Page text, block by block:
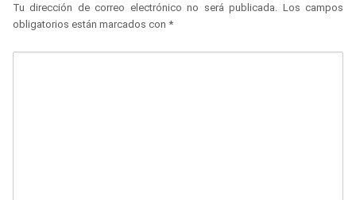
Tu dirección de correo electrónico no será publicada.
Los campos
obligatorios están marcados con *